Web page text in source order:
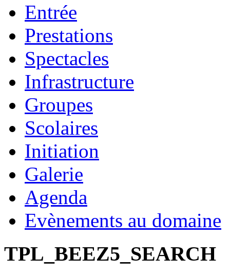
Entrée
Prestations
Spectacles
Infrastructure
Groupes
Scolaires
Initiation
Galerie
Agenda
Evènements au domaine
TPL_BEEZ5_SEARCH